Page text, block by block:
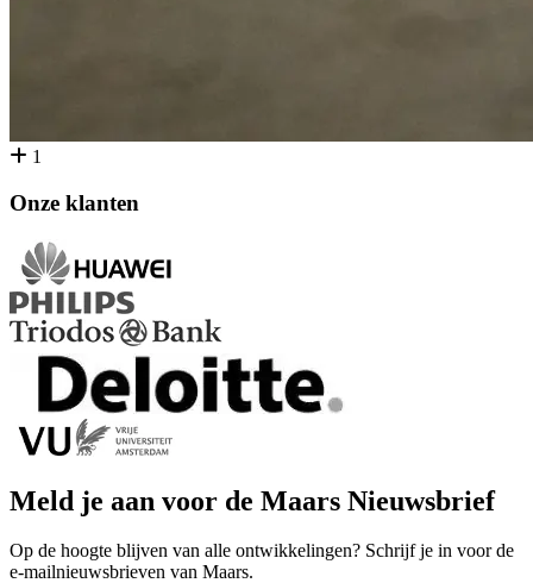
1
Onze klanten
Meld je aan voor de Maars Nieuwsbrief
Op de hoogte blijven van alle ontwikkelingen? Schrijf je in voor de
e-mailnieuwsbrieven van Maars.